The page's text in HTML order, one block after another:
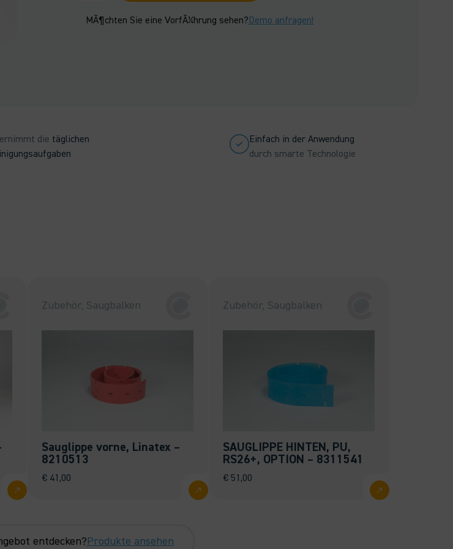
9050016MÃ¶chten Sie eine VorfÃ¼hrung sehen?Demo anfragen!
die täglichen
Einfach in der Anwendung
durch smarte Technologie
Zubehör, Saugbalken
Sauglippe vorne, Linatex –
8210513
€ 41,00
Zubehör, Saugbalken
SAUGLIPPE HINTEN, PU,
RS26+, OPTION – 8311541
€ 51,00
entdecken?Produkte ansehen